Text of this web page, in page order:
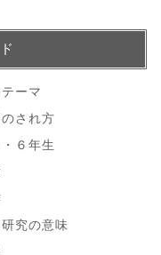
ーマ
され方
６年生
研究の意味